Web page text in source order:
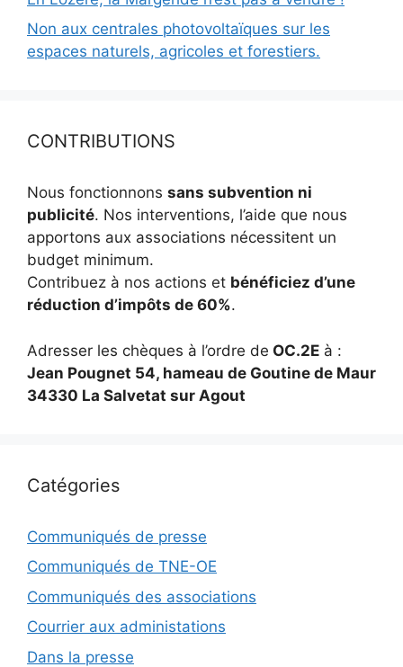
Non aux centrales photovoltaïques sur les
espaces naturels, agricoles et forestiers.
CONTRIBUTIONS
Nous fonctionnons sans subvention ni
publicité. Nos interventions, l’aide que nous
apportons aux associations nécessitent un
budget minimum.
Contribuez à nos actions et bénéficiez d’une
réduction d’impôts de 60%.
Adresser les chèques à l’ordre de OC.2E à :
Jean Pougnet 54, hameau de Goutine de Maur
34330 La Salvetat sur Agout
Catégories
Communiqués de presse
Communiqués de TNE-OE
Communiqués des associations
Courrier aux administations
Dans la presse